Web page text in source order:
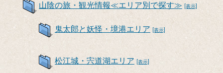
山陰の旅・観光情報≪エリア別で探す≫ [表示]
鬼太郎と妖怪・境港エリア [表示]
松江城・宍道湖エリア [表示]